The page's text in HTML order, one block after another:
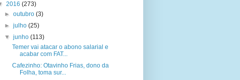
2016 (273)
►outubro(3)
►julho(25)
▼junho(113)
Temer vai atacar o abono salarial e
acabar com FAT...
Cafezinho: Otavinho Frias, dono da
Folha, toma sur...